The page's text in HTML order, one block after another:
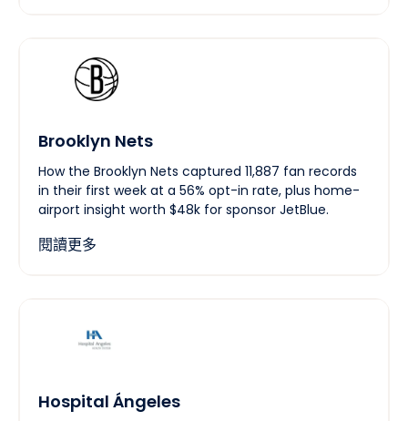
Brooklyn Nets
How the Brooklyn Nets captured 11,887 fan records
in their first week at a 56% opt-in rate, plus home-
airport insight worth $48k for sponsor JetBlue.
閱讀更多
Hospital Ángeles